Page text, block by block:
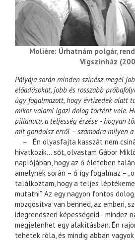
Molière: Úrhatnám polgár,
Vígszínház
Pályája során minden színész megél
előadásokat, jobb és rosszabb
úgy fogalmazott, hogy évtizedek alatt
mikor valami igazi dolog történt vele.
pillanata, a teljesség érzése - hogyan
mit gondolsz erről – számodra milyen
– Én olyasfajta kasszát nem
hivatkozik… sőt, olvastam Gábor
naplójában, hogy az ő életében
amelynek során – ő így fogalmaz –
találkoztam, hogy a teljes
mutatni”. Az egy nagyon fontos
mozgósítva van benned, az emberi,
idegrendszeri képességeid - mindez
megjelenhet egy alakításban. Én
tehetek róla, és mindig abban